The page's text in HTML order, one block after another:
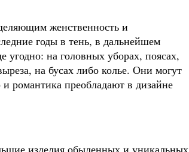
женственность и
годы в тень, в дальнейшем
угодно: на головных уборах, поясах,
на бусах либо колье. Они могут
романтика преобладают в дизайне
изделия обыденных и уникальных